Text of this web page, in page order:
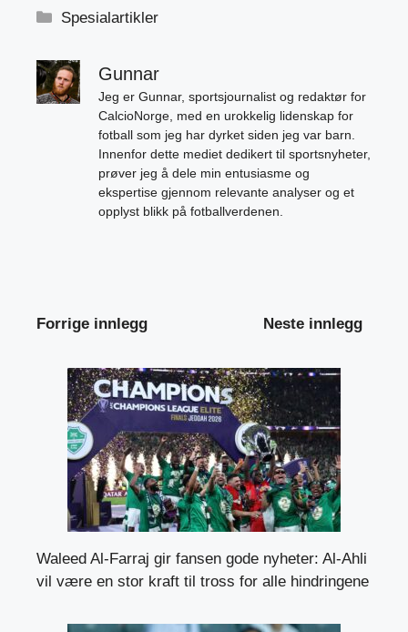
Kategorier
Spesialartikler
Gunnar
Jeg er Gunnar, sportsjournalist og redaktør for
CalcioNorge, med en urokkelig lidenskap for
fotball som jeg har dyrket siden jeg var barn.
Innenfor dette mediet dedikert til sportsnyheter,
prøver jeg å dele min entusiasme og
ekspertise gjennom relevante analyser og et
opplyst blikk på fotballverdenen.
Forrige innlegg Neste innlegg
Waleed Al-Farraj gir fansen gode nyheter: Al-Ahli
vil være en stor kraft til tross for alle hindringene